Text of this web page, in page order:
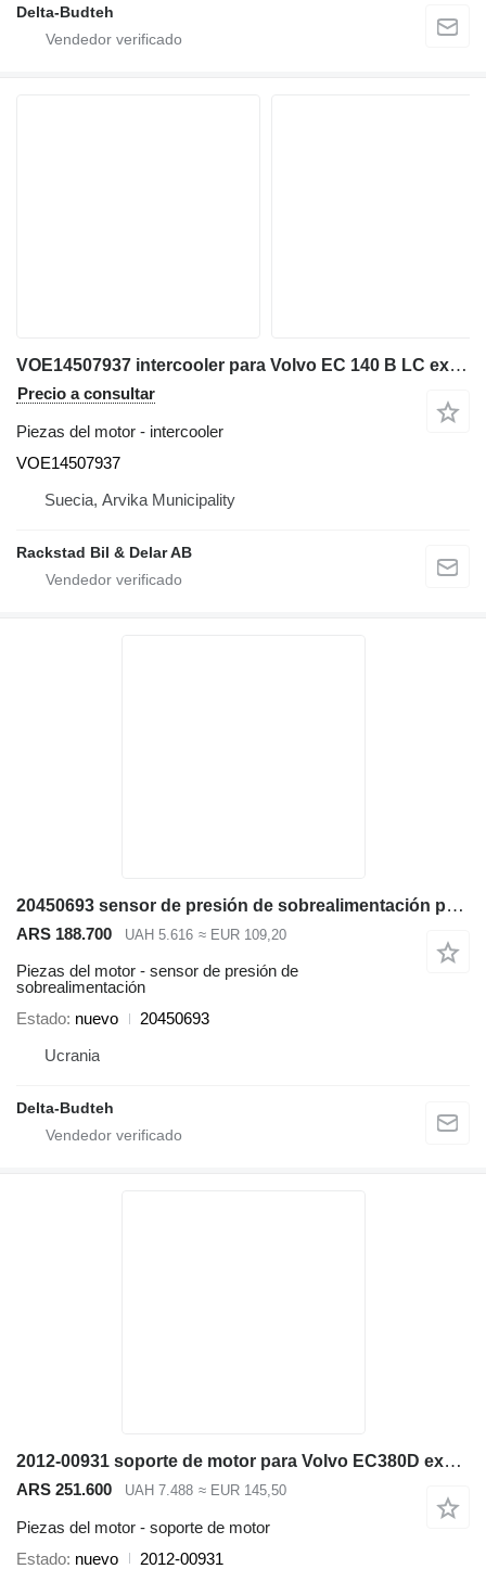
Delta-Budteh
VOE14507937 intercooler para Volvo EC 140 B LC excavadora
Precio a consultar
Piezas del motor - intercooler
VOE14507937
Suecia, Arvika Municipality
Rackstad Bil & Delar AB
20450693 sensor de presión de sobrealimentación para Volvo EC290B excavadora
ARS 188.700 UAH 5.616 ≈ EUR 109,20
Piezas del motor - sensor de presión de
sobrealimentación
Estado nuevo
20450693
Ucrania
Delta-Budteh
2012-00931 soporte de motor para Volvo EC380D excavadora
ARS 251.600 UAH 7.488 ≈ EUR 145,50
Piezas del motor - soporte de motor
Estado nuevo
2012-00931